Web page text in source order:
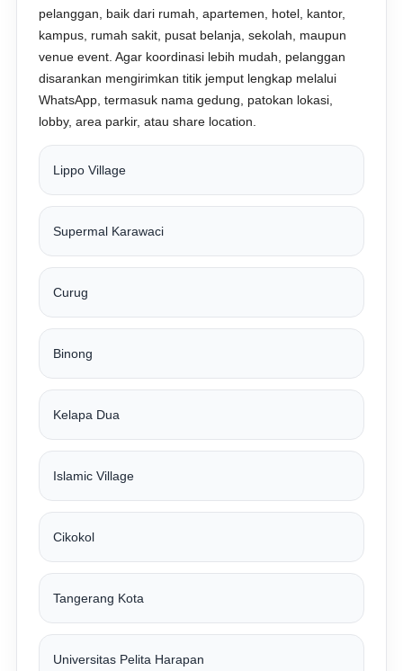
pelanggan, baik dari rumah, apartemen, hotel, kantor,
kampus, rumah sakit, pusat belanja, sekolah, maupun
venue event. Agar koordinasi lebih mudah, pelanggan
disarankan mengirimkan titik jemput lengkap melalui
WhatsApp, termasuk nama gedung, patokan lokasi,
lobby, area parkir, atau share location.
Lippo Village
Supermal Karawaci
Curug
Binong
Kelapa Dua
Islamic Village
Cikokol
Tangerang Kota
Universitas Pelita Harapan